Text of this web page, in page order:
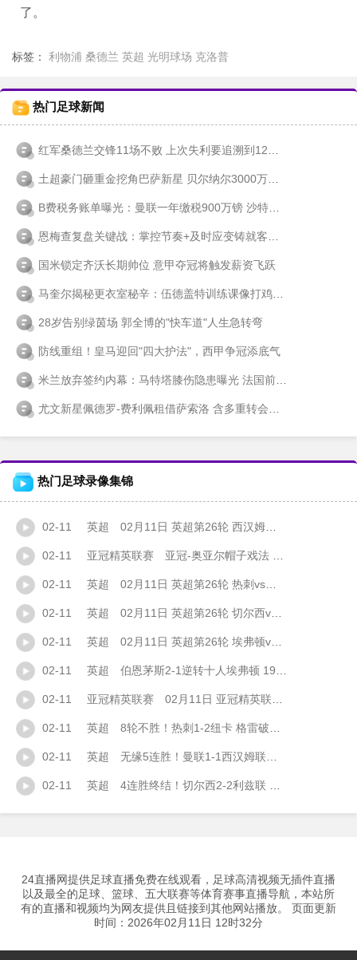
了。
标签： 利物浦 桑德兰 英超 光明球场 克洛普
热门足球新闻
红军桑德兰交锋11场不败 上次失利要追溯到12年前
土超豪门砸重金挖角巴萨新星 贝尔纳尔3000万欧报价背后的人情冷暖
B费税务账单曝光：曼联一年缴税900万镑 沙特百万周薪诱惑难挡
恩梅查复盘关键战：掌控节奏+及时应变铸就客场三分
国米锁定齐沃长期帅位 意甲夺冠将触发薪资飞跃
马奎尔揭秘更衣室秘辛：伍德盖特训练课像打鸡血 埃文斯加练带新人
28岁告别绿茵场 郭全博的"快车道"人生急转弯
防线重组！皇马迎回"四大护法"，西甲争冠添底气
米兰放弃签约内幕：马特塔膝伤隐患曝光 法国前锋心态崩了取关母队
尤文新星佩德罗-费利佩租借萨索洛 含多重转会条款
热门足球录像集锦
02-11 英超 02月11日 英超第26轮 西汉姆联vs曼联 全场录像
02-11 亚冠精英联赛 亚冠-奥亚尔帽子戏法 吉达联合7-0大胜加拉法
02-11 英超 02月11日 英超第26轮 热刺vs纽卡斯尔联 全场录像
02-11 英超 02月11日 英超第26轮 切尔西vs利兹联 全场录像
02-11 英超 02月11日 英超第26轮 埃弗顿vs伯恩茅斯 全场录像
02-11 英超 伯恩茅斯2-1逆转十人埃弗顿 19岁拉扬送点+连场破门 奥布莱恩直红
02-11 亚冠精英联赛 02月11日 亚冠精英联赛西亚区第7轮 吉达联合vs加拉法 全场录像
02-11 英超 8轮不胜！热刺1-2纽卡 格雷破门难救主拉姆塞制胜纽卡4轮不胜终结
02-11 英超 无缘5连胜！曼联1-1西汉姆联英超9轮不败 舍什科替补96分钟绝平
02-11 英超 4连胜终结！切尔西2-2利兹联 佩德罗破门+造点帕尔默传射+失空门
24直播网提供足球直播免费在线观看，足球高清视频无插件直播
以及最全的足球、篮球、五大联赛等体育赛事直播导航，本站所
有的直播和视频均为网友提供且链接到其他网站播放。 页面更新
时间：2026年02月11日 12时32分